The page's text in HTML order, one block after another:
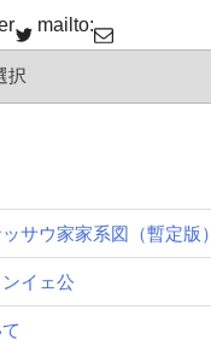
mailto:
サウ家家系図（暫定版）
イェ公